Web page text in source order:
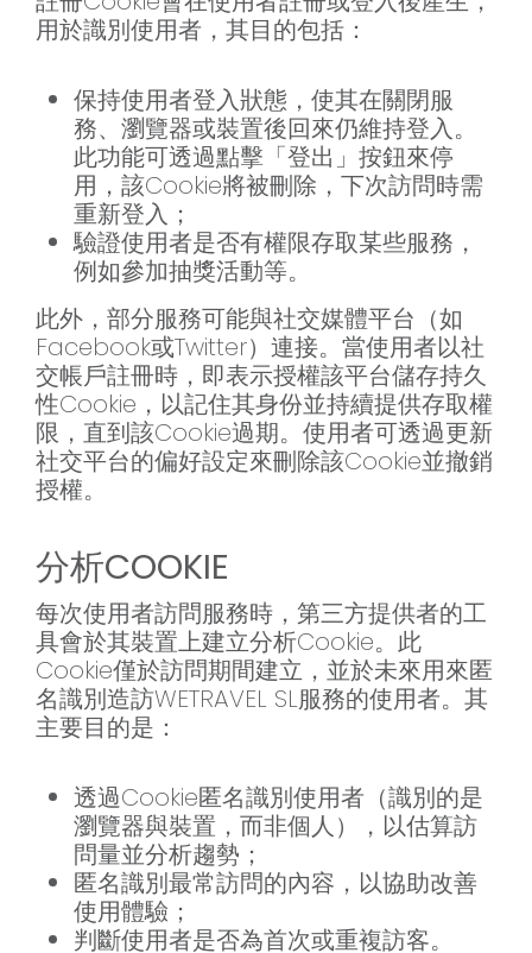
用於識別使用者，其目的包括：
保持使用者登入狀態，使其在關閉服
務、瀏覽器或裝置後回來仍維持登入。
此功能可透過點擊「登出」按鈕來停
用，該Cookie將被刪除，下次訪問時需
重新登入；
驗證使用者是否有權限存取某些服務，
例如參加抽獎活動等。
此外，部分服務可能與社交媒體平台（如
Facebook或Twitter）連接。當使用者以社
交帳戶註冊時，即表示授權該平台儲存持久
性Cookie，以記住其身份並持續提供存取權
限，直到該Cookie過期。使用者可透過更新
社交平台的偏好設定來刪除該Cookie並撤銷
授權。
分析COOKIE
每次使用者訪問服務時，第三方提供者的工
具會於其裝置上建立分析Cookie。此
Cookie僅於訪問期間建立，並於未來用來匿
名識別造訪WETRAVEL SL服務的使用者。其
主要目的是：
透過Cookie匿名識別使用者（識別的是
瀏覽器與裝置，而非個人），以估算訪
問量並分析趨勢；
匿名識別最常訪問的內容，以協助改善
使用體驗；
判斷使用者是否為首次或重複訪客。